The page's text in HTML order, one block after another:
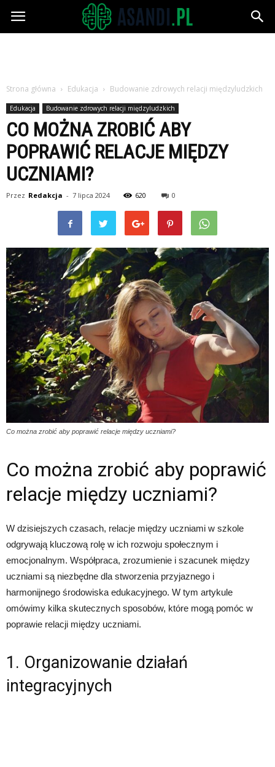
Asandi.pl
Strona główna Edukacja Budowanie zdrowych relacji międzyludzkich
Edukacja Budowanie zdrowych relacji międzyludzkich
CO MOŻNA ZROBIĆ ABY
POPRAWIĆ RELACJE MIĘDZY
UCZNIAMI?
Przez Redakcja - 7 lipca 2024 620 0
Co można zrobić aby poprawić relacje między uczniami?
Co można zrobić aby poprawić
relacje między uczniami?
W dzisiejszych czasach, relacje między uczniami w szkole
odgrywają kluczową rolę w ich rozwoju społecznym i
emocjonalnym. Współpraca, zrozumienie i szacunek między
uczniami są niezbędne dla stworzenia przyjaznego i
harmonijnego środowiska edukacyjnego. W tym artykule
omówimy kilka skutecznych sposobów, które mogą pomóc w
poprawie relacji między uczniami.
1. Organizowanie działań
integracyjnych